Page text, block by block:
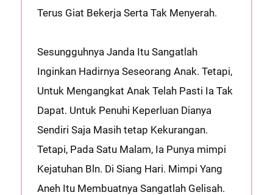
Terus Giat Bekerja Serta Tak Menyerah.
Sesungguhnya Janda Itu Sangatlah
Inginkan Hadirnya Seseorang Anak. Tetapi,
Untuk Mengangkat Anak Telah Pasti Ia Tak
Dapat. Untuk Penuhi Keperluan Dianya
Sendiri Saja Masih tetap Kekurangan.
Tetapi, Pada Satu Malam, Ia Punya mimpi
Kejatuhan Bln. Di Siang Hari. Mimpi Yang
Aneh Itu Membuatnya Sangatlah Gelisah.